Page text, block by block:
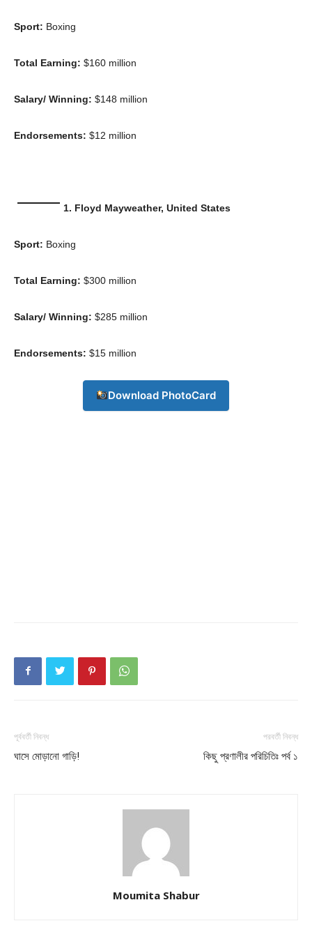
Sport: Boxing
Total Earning: $160 million
Salary/ Winning: $148 million
Endorsements: $12 million
1. Floyd Mayweather, United States
Sport: Boxing
Total Earning: $300 million
Salary/ Winning: $285 million
Endorsements: $15 million
Download PhotoCard
পূর্ববর্তী নিবন্ধ
ঘাসে মোড়ানো গাড়ি!
পরবর্তী নিবন্ধ
কিছু প্রণালীর পরিচিতিঃ পর্ব ১
Moumita Shabur